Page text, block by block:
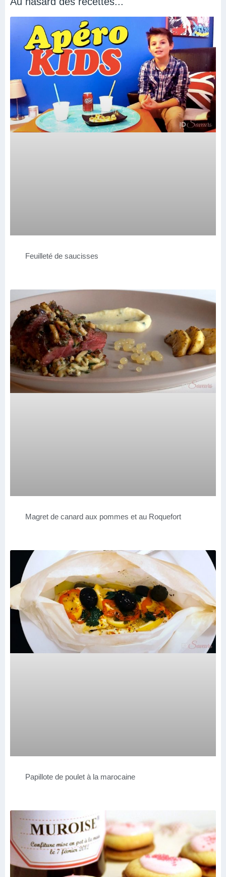
Feuilleté de saucisses
Magret de canard aux pommes et au Roquefort
Papillote de poulet à la marocaine